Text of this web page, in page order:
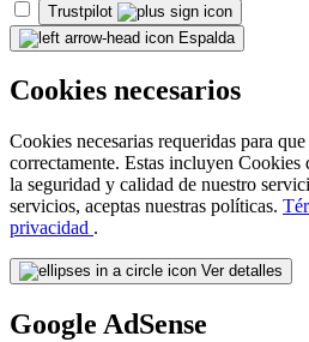
Trustpilot
Espalda
Cookies necesarios
Cookies necesarias requeridas para
correctamente. Estas incluyen Cookies
la seguridad y calidad de nuestro
servicios, aceptas nuestras políticas.
privacidad .
Ver detalles
Google AdSense